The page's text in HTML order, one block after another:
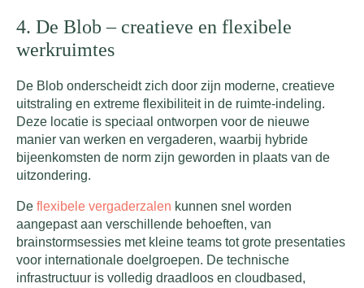
4. De Blob – creatieve en flexibele
werkruimtes
De Blob onderscheidt zich door zijn moderne, creatieve
uitstraling en extreme flexibiliteit in de ruimte-indeling.
Deze locatie is speciaal ontworpen voor de nieuwe
manier van werken en vergaderen, waarbij hybride
bijeenkomsten de norm zijn geworden in plaats van de
uitzondering.
De flexibele vergaderzalen kunnen snel worden
aangepast aan verschillende behoeften, van
brainstormsessies met kleine teams tot grote presentaties
voor internationale doelgroepen. De technische
infrastructuur is volledig draadloos en cloudbased,